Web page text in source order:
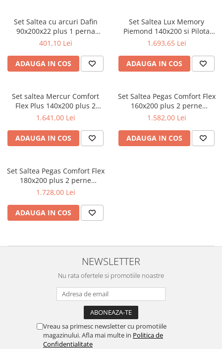
Set Saltea cu arcuri Dafin
90x200x22 plus 1 perna
microfibra 50x70
401,10 Lei
ADAUGA IN COS
Set Saltea Lux Memory
Piemond 140x200 si Pilota
iarna microfibra 180x200
1.693,65 Lei
ADAUGA IN COS
Set saltea Mercur Comfort
Flex Plus 140x200 plus 2
perne ortopedice memory SB
1.641,00 Lei
ADAUGA IN COS
Set Saltea Pegas Comfort Flex
160x200 plus 2 perne
ortopedice memory SB 52x32
1.582,00 Lei
ADAUGA IN COS
Set Saltea Pegas Comfort Flex
180x200 plus 2 perne
ortopedice memory SB 52x32
1.728,00 Lei
ADAUGA IN COS
NEWSLETTER
Nu rata ofertele si promotiile noastre
Vreau sa primesc newsletter cu promotiile
magazinului. Afla mai multe in Politica de
Confidentialitate